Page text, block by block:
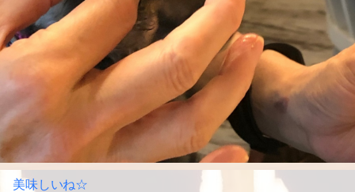
美味しいね☆